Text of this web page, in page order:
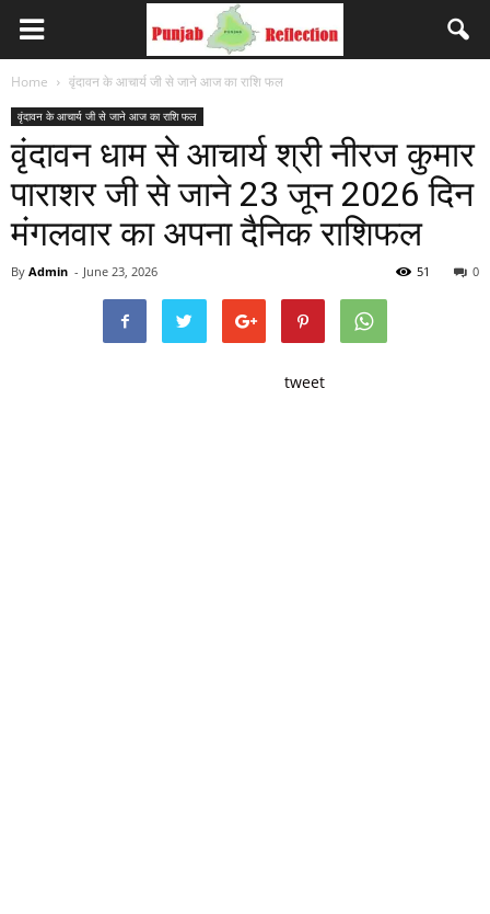
Home वृंदावन के आचार्य जी से जाने आज का राशि फल
वृंदावन के आचार्य जी से जाने आज का राशि फल
वृंदावन धाम से आचार्य श्री नीरज कुमार
पाराशर जी से जाने 23 जून 2026 दिन
मंगलवार का अपना दैनिक राशिफल
By Admin - June 23, 2026 0
51
tweet